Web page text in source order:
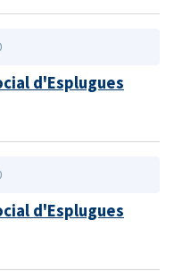
d'Esplugues
d'Esplugues